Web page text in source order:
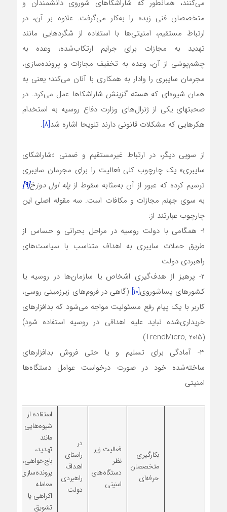
می‌کنند، همانطور که شاراشکا‌های شوروی دانشمندان و
متخصصان فنی زبده را به‌کار می‌گرفت. علاوه بر آن، در
ارتباط مستقیم، امنیتی‌ها با استفاده از شگرد‌هایی مانند
تهدید به مجازات برای جرایم ارتکاب‌شده، وعده به
چشم‌پوشی از آن، وعده به تخفیف مجازات و پرونده‌سازی،
مجرمان سایبری را وادار به همکاری با آنان می‌کند؛ یعنی به
همان شیوه‌ای کههسته گزینش شاراشکا‌ها عمل می‌کرد. در
صحبتهای یکی از ژنرال‌های وزارت دفاع روسیه به استخدام
هکر‌هایی که مشکلات قانونی دارند تلویحا اشاره شد[۸] .
از سویی دیگر، در ارتباط غیرمستقیم و ضمنی «شاراشکای
سایبری» یک چارچوب کلی فعالیت را برای مجرمان سایبری
ترسیم کرده که عبور از آن به‌مثابه سقوط ازپله اول دوزخ[۹]
به سوی جهنم مجازات و مکافات است. سه مقوله اصلی این
چارچوب عبارتند از:
۱- همگامی با دولت روسیه در مراحل بحرانی و حساس از
طریق حملات سایبری به اهداف متناسب با سیاست‌های
راهبردی دولت
۲- پرهیز از هدف‌گیری اشخاص یا سازمان‌ها در روسیه یا
کشورهای پساشوروی[۱۰]
(گاهی در فروم‌های زیرزمینی روسی،
کاربر با یک پیام رفع مسئولیت مواجه می‌شود که بدافزار‌های
خریداری‌شده نباید علیه اهدافی در روسیه استفاده شود)
(TrendMicro, 2015)
3- آمادگی برای تسلیم و یا حتی فروش بدافزارهای
ساخته‌شده خود در‌ صورت درخواست عوامل دستگاه‌ها
امنیتی
بکارگیری
متخصصان
حرفه‌ای
فعالیت زیر
نظر
دستگاه‌های
امنیتی
در
راستای
اهداف
راهبردی
دولت
استفاده از
شیوه‌هایی
مانند
تهدید،
باج‌خواهی،
پرونده‌سازی،
معامله
اکراهی یا
تشویق